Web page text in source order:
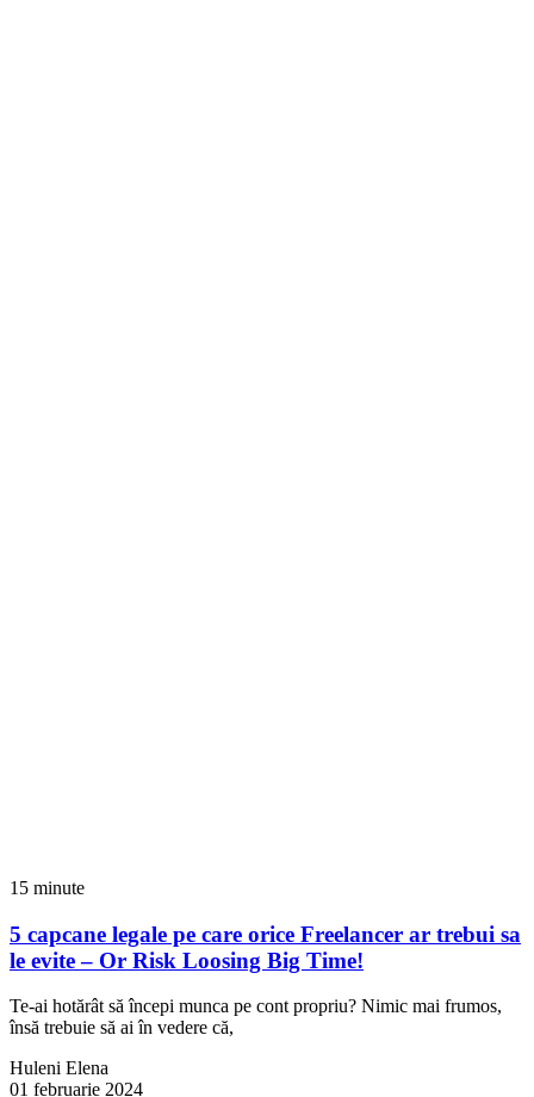
15 minute
5 capcane legale pe care orice Freelancer ar trebui sa
le evite – Or Risk Loosing Big Time!
Te-ai hotărât să începi munca pe cont propriu? Nimic mai frumos,
însă trebuie să ai în vedere că,
Huleni Elena
01 februarie 2024